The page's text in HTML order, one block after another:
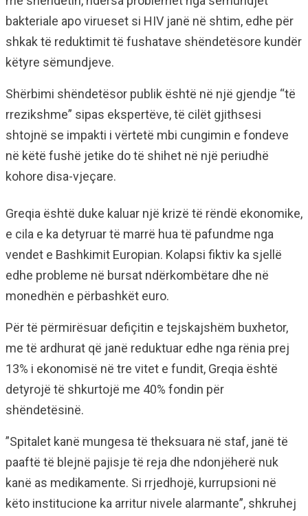
bakteriale apo virueset si HIV janë në shtim, edhe për
shkak të reduktimit të fushatave shëndetësore kundër
këtyre sëmundjeve.
Shërbimi shëndetësor publik është në një gjendje “të
rrezikshme” sipas ekspertëve, të cilët gjithsesi
shtojnë se impakti i vërtetë mbi cungimin e fondeve
në këtë fushë jetike do të shihet në një periudhë
kohore disa-vjeçare.
Greqia është duke kaluar një krizë të rëndë ekonomike,
e cila e ka detyruar të marrë hua të pafundme nga
vendet e Bashkimit Europian. Kolapsi fiktiv ka sjellë
edhe probleme në bursat ndërkombëtare dhe në
monedhën e përbashkët euro.
Për të përmirësuar defiçitin e tejskajshëm buxhetor,
me të ardhurat që janë reduktuar edhe nga rënia prej
13% i ekonomisë në tre vitet e fundit, Greqia është
detyrojë të shkurtojë me 40% fondin për
shëndetësinë.
”Spitalet kanë mungesa të theksuara në staf, janë të
paaftë të blejnë pajisje të reja dhe ndonjëherë nuk
kanë as medikamente. Si rrjedhojë, kurrupsioni në
këto institucione ka arritur nivele alarmante”, shkruhej